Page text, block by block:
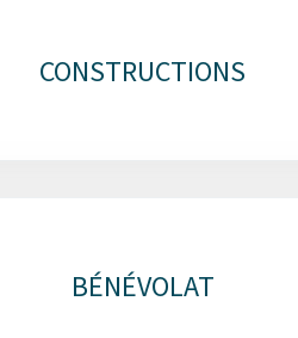
CONSTRUCTIONS
BÉNÉVOLAT